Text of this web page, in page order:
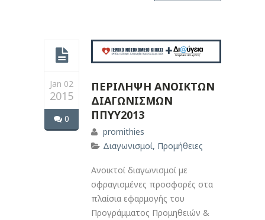
Jan 02
2015
0
ΠΕΡΙΛΗΨΗ ΑΝΟΙΚΤΩΝ
ΔΙΑΓΩΝΙΣΜΩΝ
ΠΠΥΥ2013
promithies
Διαγωνισμοί, Προμήθειες
Ανοικτοί διαγωνισμοί με
σφραγισμένες προσφορές στα
πλαίσια εφαρμογής του
Προγράμματος Προμηθειών &